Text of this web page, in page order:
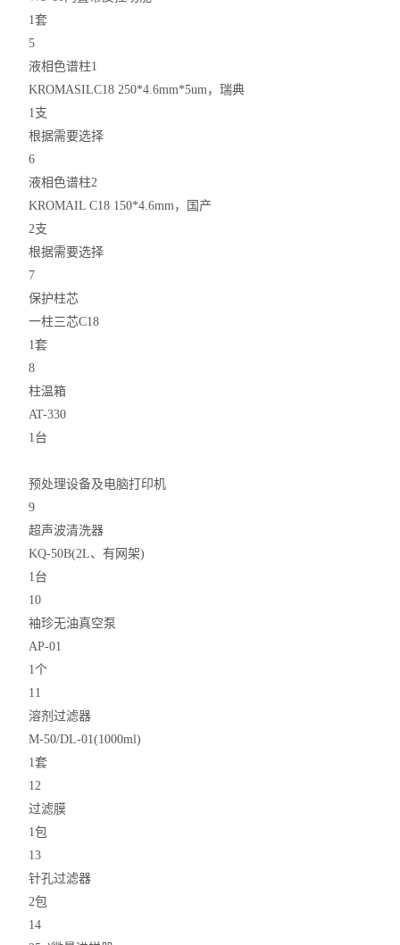
1套
5
液相色谱柱1
KROMASILC18 250*4.6mm*5um，瑞典
1支
根据需要选择
6
液相色谱柱2
KROMAIL C18 150*4.6mm，国产
2支
根据需要选择
7
保护柱芯
一柱三芯C18
1套
8
柱温箱
AT-330
1台
预处理设备及电脑打印机
9
超声波清洗器
KQ-50B(2L、有网架)
1台
10
袖珍无油真空泵
AP-01
1个
11
溶剂过滤器
M-50/DL-01(1000ml)
1套
12
过滤膜
1包
13
针孔过滤器
2包
14